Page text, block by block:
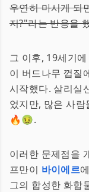
우연히 마시게 되
지?"라는 반응을
그 이후, 19세기
이 버드나무 껍질
시작했다. 살리실
었지만, 많은 사
🔥🤢.
이러한 문제점을
프만이 바이에르
그의 합성한 화합